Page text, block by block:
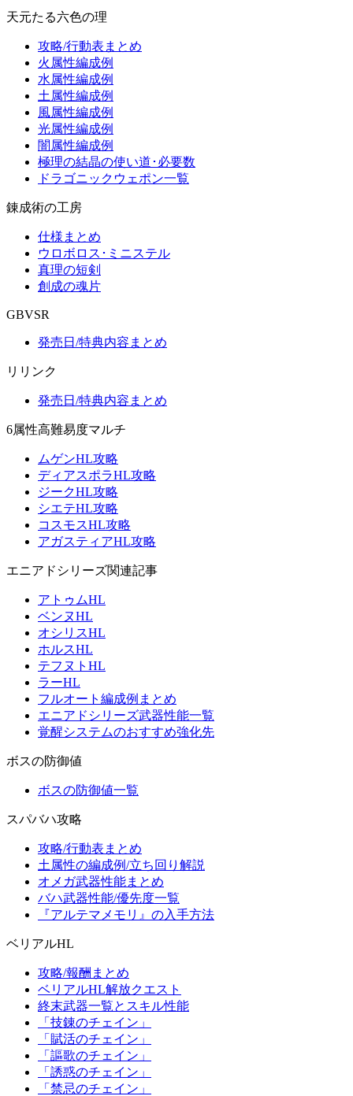
天元たる六色の理
攻略/行動表まとめ
火属性編成例
水属性編成例
土属性編成例
風属性編成例
光属性編成例
闇属性編成例
極理の結晶の使い道･必要数
ドラゴニックウェポン一覧
錬成術の工房
仕様まとめ
ウロボロス･ミニステル
真理の短剣
創成の魂片
GBVSR
発売日/特典内容まとめ
リリンク
発売日/特典内容まとめ
6属性高難易度マルチ
ムゲンHL攻略
ディアスポラHL攻略
ジークHL攻略
シエテHL攻略
コスモスHL攻略
アガスティアHL攻略
エニアドシリーズ関連記事
アトゥムHL
ベンヌHL
オシリスHL
ホルスHL
テフヌトHL
ラーHL
フルオート編成例まとめ
エニアドシリーズ武器性能一覧
覚醒システムのおすすめ強化先
ボスの防御値
ボスの防御値一覧
スパバハ攻略
攻略/行動表まとめ
土属性の編成例/立ち回り解説
オメガ武器性能まとめ
バハ武器性能/優先度一覧
『アルテマメモリ』の入手方法
ベリアルHL
攻略/報酬まとめ
ベリアルHL解放クエスト
終末武器一覧とスキル性能
「技錬のチェイン」
「賦活のチェイン」
「謳歌のチェイン」
「誘惑のチェイン」
「禁忌のチェイン」